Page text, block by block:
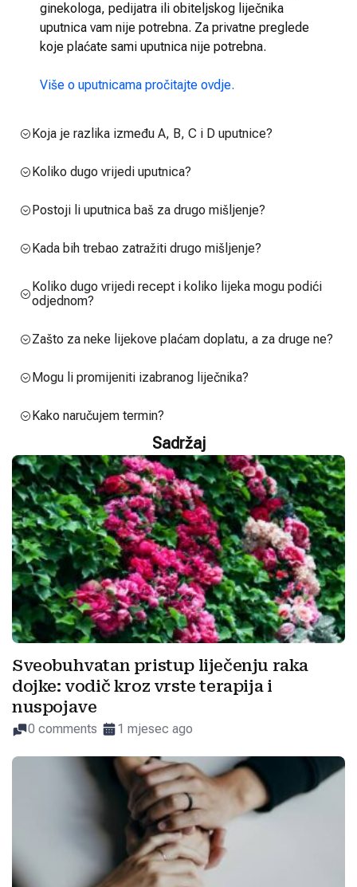
ginekologa, pedijatra ili obiteljskog liječnika
uputnica vam nije potrebna. Za privatne preglede
koje plaćate sami uputnica nije potrebna.
Više o uputnicama pročitajte ovdje.
Koja je razlika između A, B, C i D uputnice?
Koliko dugo vrijedi uputnica?
Postoji li uputnica baš za drugo mišljenje?
Kada bih trebao zatražiti drugo mišljenje?
Koliko dugo vrijedi recept i koliko lijeka mogu podići
odjednom?
Zašto za neke lijekove plaćam doplatu, a za druge ne?
Mogu li promijeniti izabranog liječnika?
Kako naručujem termin?
Sadržaj
Sveobuhvatan pristup liječenju raka
dojke: vodič kroz vrste terapija i
nuspojave
0 comments 1 mjesec ago